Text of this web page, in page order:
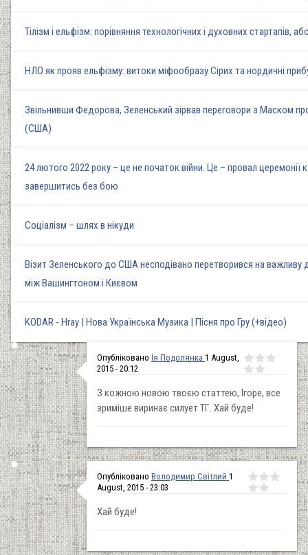
Тілізм і ельфізм: порівняння технологічних і духовних стартапів,
НЛО як прояв ельфізму: витоки міфообразу Сірих та нордичні
Звільнивши Федорова, Зеленський зірвав переговори з Маском
(США)
24 лютого 2022 року – це не початок війни. Це – провал церемонії
завершитись без бою
Соціалізм – шлях в нікуди
Візит Зеленського до США несподівано перетворився на
між Вашингтоном і Києвом
KODAR - Hray | Нова Українська Музика | Пісня про Гру (+відео)
Опубліковано Ія Подолянка 1 August,
2015 - 20:12
З кожною новою твоєю статтею, Ігоре, все
зриміше виринає силует ТГ. Хай буде!
Опубліковано Володимир Світлий 1
August, 2015 - 23:03
Хай буде!